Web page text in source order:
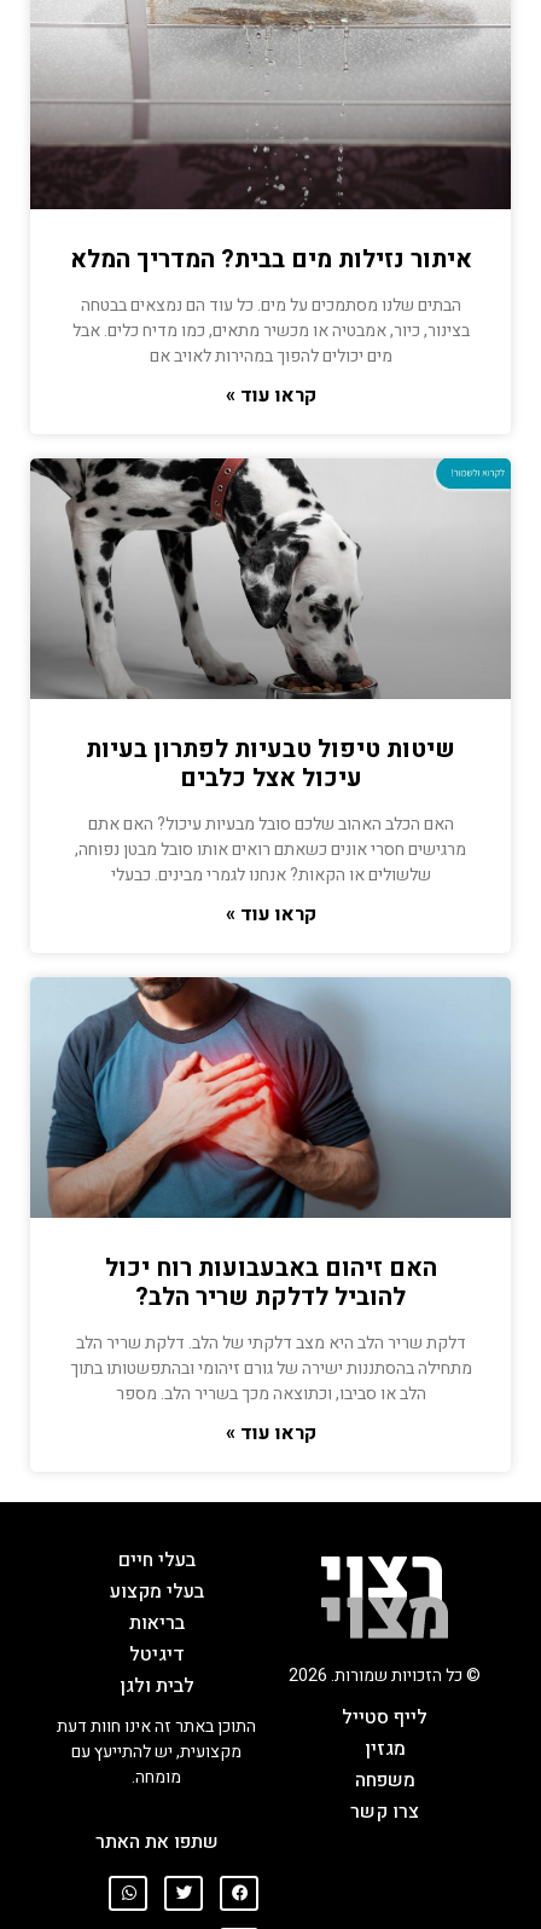
איתור נזילות מים בבית? המדריך המלא
הבתים שלנו מסתמכים על מים. כל עוד הם נמצאים בבטחה
בצינור, כיור, אמבטיה או מכשיר מתאים, כמו מדיח כלים. אבל
מים יכולים להפוך במהירות לאויב אם
קראו עוד »
שיטות טיפול טבעיות לפתרון בעיות
עיכול אצל כלבים
האם הכלב האהוב שלכם סובל מבעיות עיכול? האם אתם
מרגישים חסרי אונים כשאתם רואים אותו סובל מבטן נפוחה,
שלשולים או הקאות? אנחנו לגמרי מבינים. כבעלי
קראו עוד »
האם זיהום באבעבועות רוח יכול
להוביל לדלקת שריר הלב?
דלקת שריר הלב היא מצב דלקתי של הלב. דלקת שריר הלב
מתחילה בהסתננות ישירה של גורם זיהומי ובהתפשטותו בתוך
הלב או סביבו, וכתוצאה מכך בשריר הלב. מספר
קראו עוד »
© כל הזכויות שמורות. 2026
בעלי חיים
בעלי מקצוע
בריאות
דיגיטל
לבית ולגן
לייף סטייל
מגזין
משפחה
צרו קשר
התוכן באתר זה אינו חוות דעת
מקצועית, יש להתייעץ עם
מומחה.
שתפו את האתר